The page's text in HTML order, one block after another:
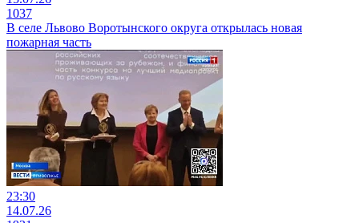
1037
В селе Львово Воротынского округа открылась новая
пожарная часть
23:30
14.07.26